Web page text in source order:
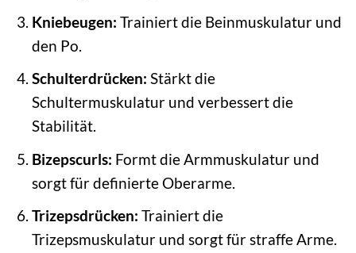
Kniebeugen: Trainiert die Beinmuskulatur und
den Po.
Schulterdrücken: Stärkt die
Schultermuskulatur und verbessert die
Stabilität.
Bizepscurls: Formt die Armmuskulatur und
sorgt für definierte Oberarme.
Trizepsdrücken: Trainiert die
Trizepsmuskulatur und sorgt für straffe Arme.